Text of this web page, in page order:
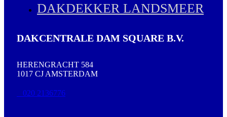
DAKDEKKER LANDSMEER
DAKCENTRALE DAM SQUARE B.V.
HERENGRACHT 584
1017 CJ AMSTERDAM
020 2136776